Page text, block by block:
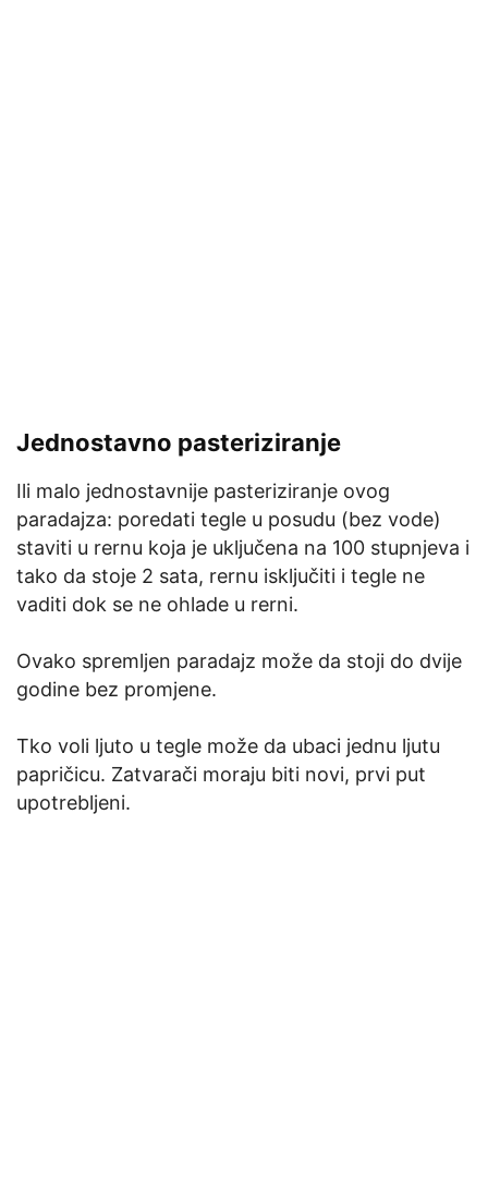
Jednostavno pasteriziranje
Ili malo jednostavnije pasteriziranje ovog
paradajza: poredati tegle u posudu (bez vode)
staviti u rernu koja je uključena na 100 stupnjeva i
tako da stoje 2 sata, rernu isključiti i tegle ne
vaditi dok se ne ohlade u rerni.
Ovako spremljen paradajz može da stoji do dvije
godine bez promjene.
Tko voli ljuto u tegle može da ubaci jednu ljutu
papričicu. Zatvarači moraju biti novi, prvi put
upotrebljeni.